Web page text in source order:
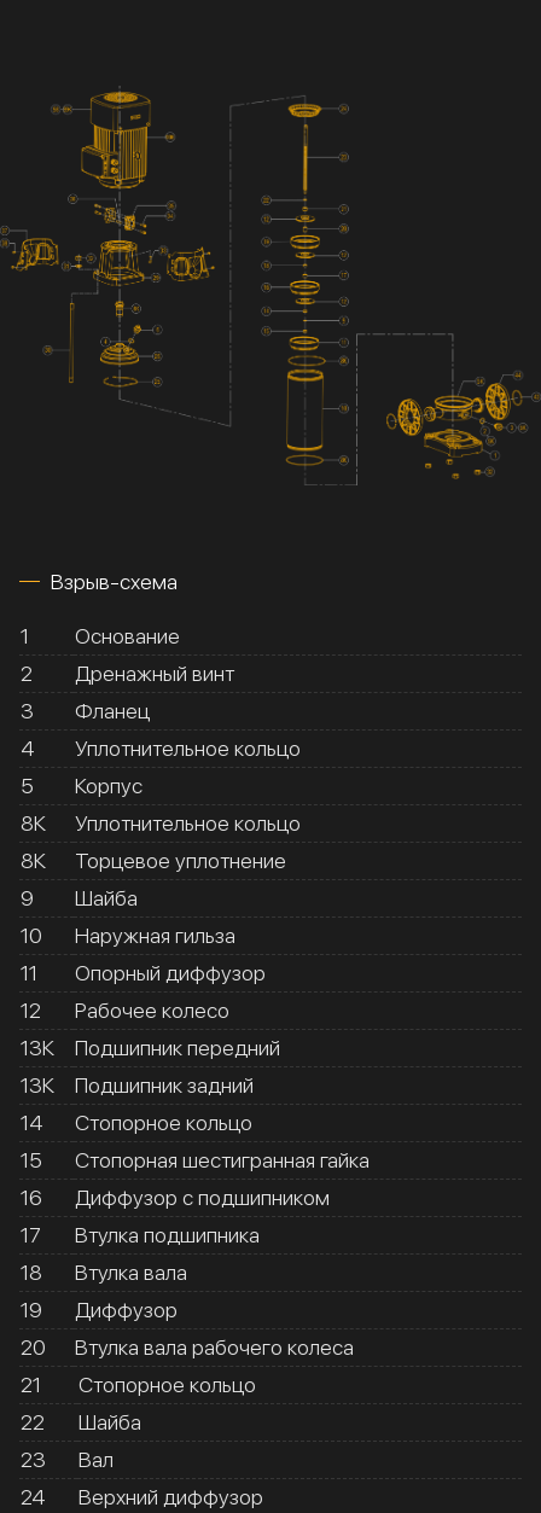
Взрыв-схема
1
Основание
2
Дренажный винт
3
Фланец
4
Уплотнительное кольцо
5
Корпус
8К
Уплотнительное кольцо
8К
Торцевое уплотнение
9
Шайба
10
Наружная гильза
11
Опорный диффузор
12
Рабочее колесо
13К
Подшипник передний
13К
Подшипник задний
14
Стопорное кольцо
15
Стопорная шестигранная гайка
16
Диффузор с подшипником
17
Втулка подшипника
18
Втулка вала
19
Диффузор
20
Втулка вала рабочего колеса
21
Стопорное кольцо
22
Шайба
23
Вал
24
Верхний диффузор